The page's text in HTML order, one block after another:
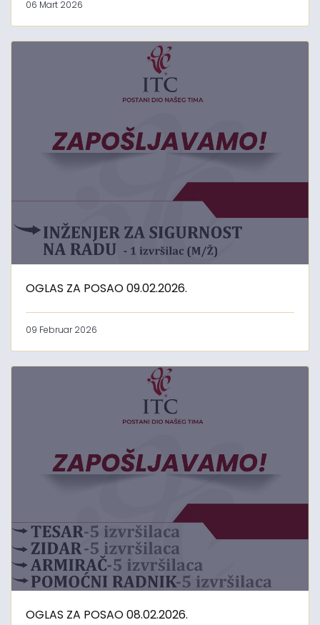
06 Mart 2026
OGLAS ZA POSAO 09.02.2026.
09 Februar 2026
OGLAS ZA POSAO 08.02.2026.